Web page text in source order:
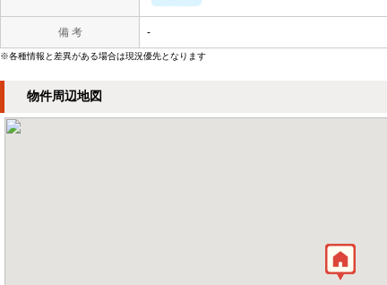
備 考 -
※各種情報と差異がある場合は現況優先となります
物件周辺地図